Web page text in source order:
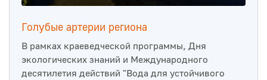
Голубые артерии региона
В рамках краеведческой программы, Дня
экологических знаний и Международного
десятилетия действий "Вода для устойчивого